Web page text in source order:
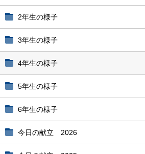
2年生の様子
3年生の様子
4年生の様子
5年生の様子
6年生の様子
今日の献立 2026